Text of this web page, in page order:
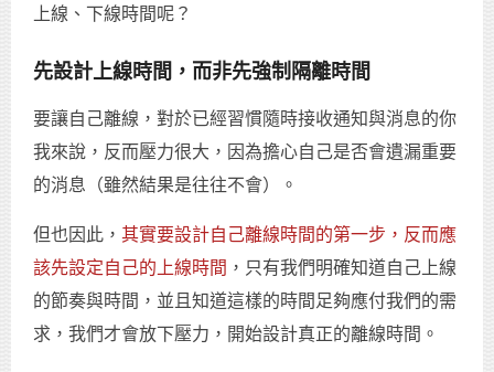
上線、下線時間呢？
先設計上線時間，而非先強制隔離時間
要讓自己離線，對於已經習慣隨時接收通知與消息的你
我來說，反而壓力很大，因為擔心自己是否會遺漏重要
的消息（雖然結果是往往不會）。
但也因此， 其實要設計自己離線時間的第一步，反而應
該先設定自己的上線時間 ，只有我們明確知道自己上線
的節奏與時間，並且知道這樣的時間足夠應付我們的需
求，我們才會放下壓力，開始設計真正的離線時間。